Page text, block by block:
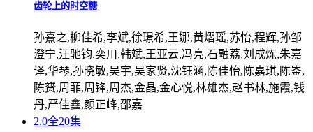
齿轮上的时空糖
孙熹之,柳佳希,李斌,徐璟希,王娜,黄熠瑶,苏怡,程辉,孙邹
澄宁,汪驰钧,奕川,韩斌,王亚云,冯亮,石融荔,刘成炼,朱嘉
译,华琴,孙晓敏,吴宇,吴家贤,沈钰涵,陈佳怡,陈嘉琪,陈崟,
陈赟,周菲,周锋,周杰,金晶,金心悦,林雄杰,赵书林,施霞,钱
丹,严佳鑫,颜正峰,邵嘉
2.0全20集